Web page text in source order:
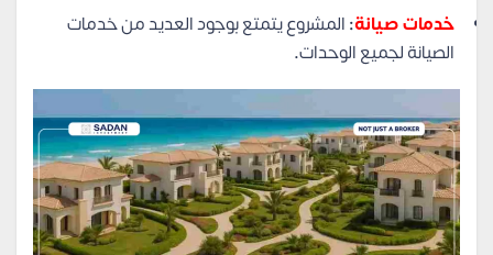
خدمات صيانة:المشروع يتمتع بوجود العديد من خدمات
الصيانة لجميع الوحدات.